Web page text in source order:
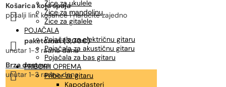
Žice za ukulele
Žice za mandolinu
Žice za gitalele
POJAČALA
Pojačala za električnu gitaru
Pojačala za akustičnu gitaru
Pojačala za bas gitaru
PRIBOR I OPREMA
Pribor za gitaru
Kapodasteri
Košarica koja spaja
pošalji link košarice i naručite zajedno

paketomat (3,00€)
unutar 1-3 radna dana

Brza dostava
unutar 1-3 radna dana
